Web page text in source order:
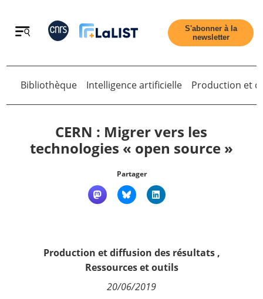
Retour
S'abonner à la
newsletter
Bibliothèque Intelligence artificielle Production et
CERN : Migrer vers les
technologies « open source »
Partager
Production et diffusion des résultats,
Ressources et outils
20/06/2019